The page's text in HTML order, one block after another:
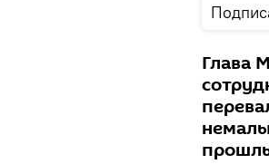
Глава